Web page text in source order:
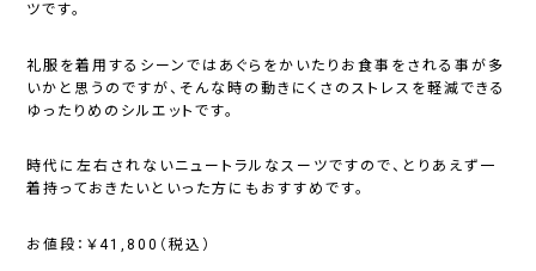
ツです。
礼服を着用するシーンではあぐらをかいたりお食事をされる事が多
いかと思うのですが、そんな時の動きにくさのストレスを軽減できる
ゆったりめのシルエットです。
時代に左右されないニュートラルなスーツですので、とりあえず一
着持っておきたいといった方にもおすすめです。
お値段：￥41,800（税込）